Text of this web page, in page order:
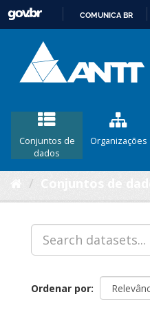
COMUNICA BR
Conjuntos de
dados
Organizações
Ordenar por